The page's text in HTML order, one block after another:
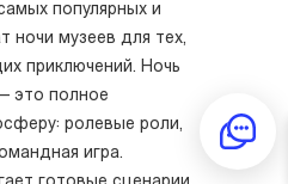
популярных и
музеев для тех,
приключений. Ночь
это полное
ролевые роли,
игра.